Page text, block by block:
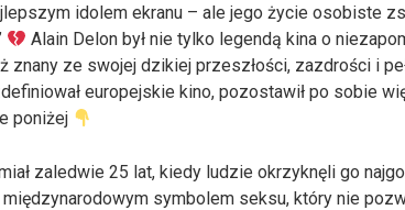
idolem ekranu – ale jego życie osobiste
Alain Delon był nie tylko legendą kina o
znany ze swojej dzikiej przeszłości, zazdrości i
europejskie kino, pozostawił po sobie
poniżej
zaledwie 25 lat, kiedy ludzie okrzyknęli go
międzynarodowym symbolem seksu, który nie